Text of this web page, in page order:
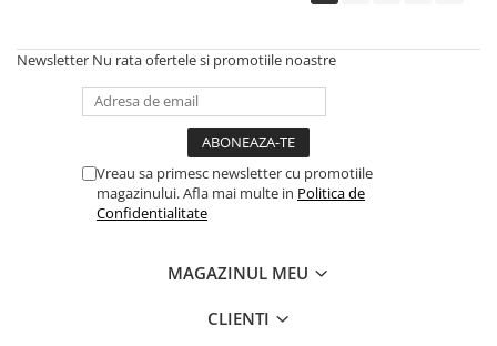
Newsletter Nu rata ofertele si promotiile noastre
Vreau sa primesc newsletter cu promotiile
magazinului. Afla mai multe in Politica de
Confidentialitate
MAGAZINUL MEU
CLIENTI